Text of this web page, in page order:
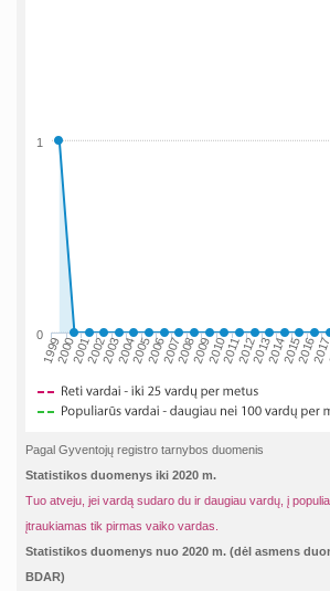
199920002001200220032004200520062007200820092010201120122013201420152016
0
1
Pagal Gyventojų registro tarnybos duomenis
Statistikos duomenys iki 2020 m.
Tuo atveju, jei vardą sudaro du ir daugiau vardų, į
įtraukiamas tik pirmas vaiko vardas.
Statistikos duomenys nuo 2020 m. (dėl asmens
BDAR)